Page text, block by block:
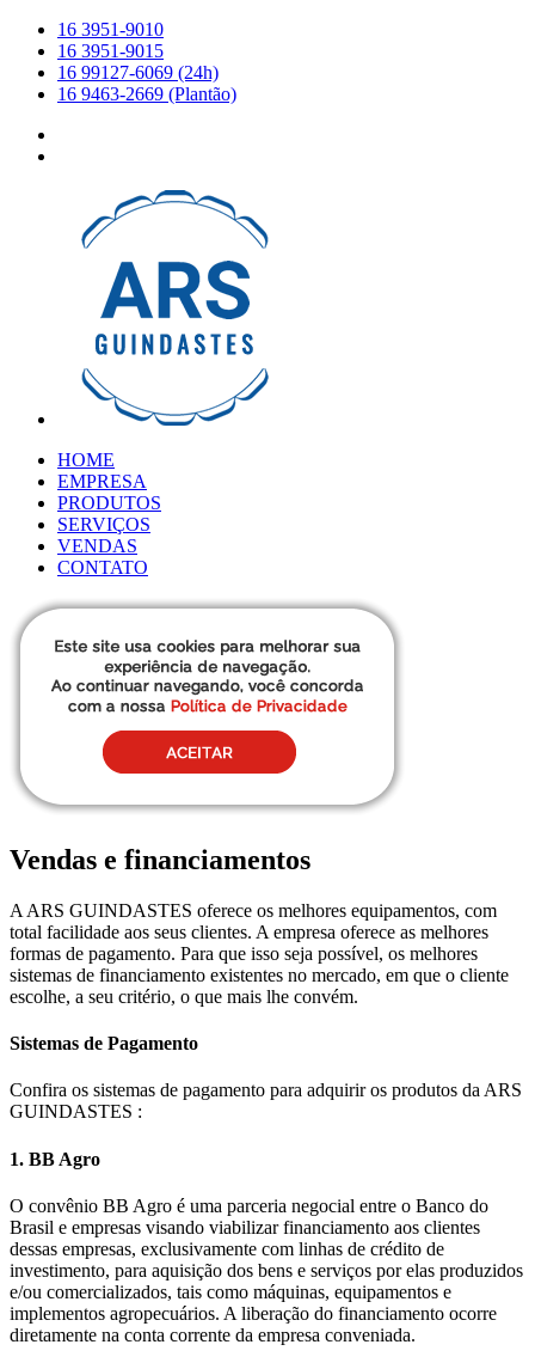
16 3951-9010
16 3951-9015
16 99127-6069 (24h)
16 9463-2669 (Plantão)
HOME
EMPRESA
PRODUTOS
SERVIÇOS
VENDAS
CONTATO
Vendas e financiamentos
A ARS GUINDASTES oferece os melhores equipamentos, com
total facilidade aos seus clientes. A empresa oferece as melhores
formas de pagamento. Para que isso seja possível, os melhores
sistemas de financiamento existentes no mercado, em que o cliente
escolhe, a seu critério, o que mais lhe convém.
Sistemas de Pagamento
Confira os sistemas de pagamento para adquirir os produtos da ARS
GUINDASTES :
1. BB Agro
O convênio BB Agro é uma parceria negocial entre o Banco do
Brasil e empresas visando viabilizar financiamento aos clientes
dessas empresas, exclusivamente com linhas de crédito de
investimento, para aquisição dos bens e serviços por elas produzidos
e/ou comercializados, tais como máquinas, equipamentos e
implementos agropecuários. A liberação do financiamento ocorre
diretamente na conta corrente da empresa conveniada.